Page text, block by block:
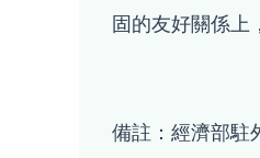
固的友好關係上
備註：經濟部駐